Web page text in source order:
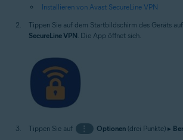
Installieren von Avast SecureLine VPN
Tippen Sie auf dem Startbildschirm des Geräts
SecureLine VPN. Die App öffnet sich.
Tippen Sie auf ⋮ Optionen(drei Punkte) ▸